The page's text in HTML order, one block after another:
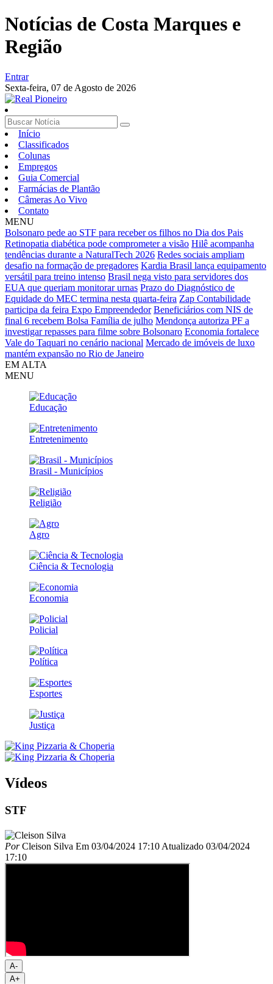
Notícias de Costa Marques e
Região
Entrar
Sexta-feira, 07 de Agosto de 2026
Início
Classificados
Colunas
Empregos
Guia Comercial
Farmácias de Plantão
Câmeras Ao Vivo
Contato
MENU
Bolsonaro pede ao STF para receber os filhos no Dia dos Pais
Retinopatia diabética pode comprometer a visão Hilê acompanha
tendências durante a NaturalTech 2026 Redes sociais ampliam
desafio na formação de pregadores Kardia Brasil lança equipamento
versátil para treino intenso Brasil nega visto para servidores dos
EUA que queriam monitorar urnas Prazo do Diagnóstico de
Equidade do MEC termina nesta quarta-feira Zap Contabilidade
participa da feira Expo Empreendedor Beneficiários com NIS de
final 6 recebem Bolsa Família de julho Mendonça autoriza PF a
investigar repasses para filme sobre Bolsonaro Economia fortalece
Vale do Taquari no cenário nacional Mercado de imóveis de luxo
mantém expansão no Rio de Janeiro
EM ALTA
MENU
Educação
Entretenimento
Brasil - Municípios
Religião
Agro
Ciência & Tecnologia
Economia
Policial
Política
Esportes
Justiça
Vídeos
STF
PorCleison Silva Em 03/04/2024 17:10 Atualizado 03/04/2024
17:10
A-
A+